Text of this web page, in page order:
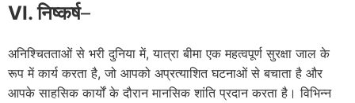
VI. निष्कर्ष–
अनिश्चितताओं से भरी दुनिया में, यात्रा बीमा एक महत्वपूर्ण सुरक्षा जाल के
रूप में कार्य करता है, जो आपको अप्रत्याशित घटनाओं से बचाता है और
आपके साहसिक कार्यों के दौरान मानसिक शांति प्रदान करता है। विभिन्न